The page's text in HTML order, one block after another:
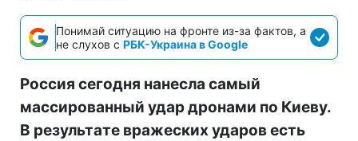
Понимай ситуацию на фронте из-за фактов, а
не слухов с РБК-Украина в Google
Россия сегодня нанесла самый
массированный удар дронами по Киеву.
В результате вражеских ударов есть